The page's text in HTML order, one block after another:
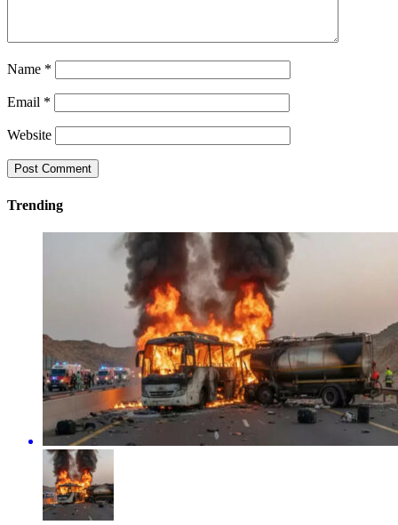
Name *
Email *
Website
Trending